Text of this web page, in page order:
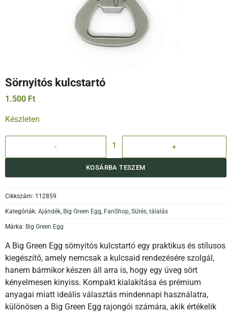
Sörnyitós kulcstartó
1.500 Ft
Készleten
KOSÁRBA TESZEM
Cikkszám: 112859
Kategóriák: Ajándék Big Green Egg FanShop Sütés, tálalás
Márka: Big Green Egg
A Big Green Egg sörnyitós kulcstartó egy praktikus és stílusos
kiegészítő, amely nemcsak a kulcsaid rendezésére szolgál,
hanem bármikor készen áll arra is, hogy egy üveg sört
kényelmesen kinyiss. Kompakt kialakítása és prémium
anyagai miatt ideális választás mindennapi használatra,
különösen a Big Green Egg rajongói számára, akik értékelik